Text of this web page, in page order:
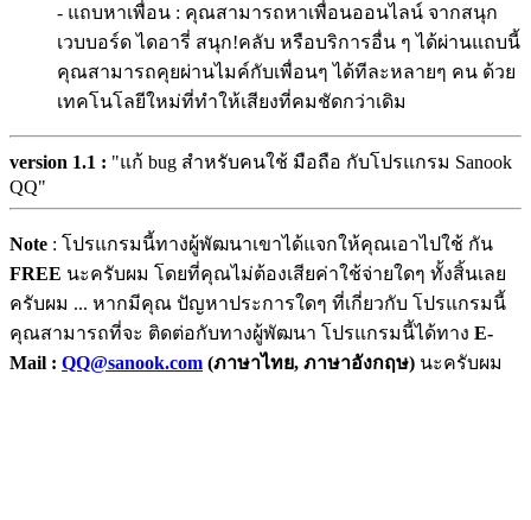
- แถบหาเพื่อน : คุณสามารถหาเพื่อนออนไลน์ จากสนุก
เวบบอร์ด ไดอารี่ สนุก!คลับ หรือบริการอื่น ๆ ได้ผ่านแถบนี้
คุณสามารถคุยผ่านไมค์กับเพื่อนๆ ได้ทีละหลายๆ คน ด้วย
เทคโนโลยีใหม่ที่ทำให้เสียงที่คมชัดกว่าเดิม
version 1.1 : "แก้ bug สำหรับคนใช้ มือถือ กับโปรแกรม Sanook
QQ"
Note : โปรแกรมนี้ทางผู้พัฒนาเขาได้แจกให้คุณเอาไปใช้ กัน
FREE นะครับผม โดยที่คุณไม่ต้องเสียค่าใช้จ่ายใดๆ ทั้งสิ้นเลย
ครับผม ... หากมีคุณ ปัญหาประการใดๆ ที่เกี่ยวกับ โปรแกรมนี้
คุณสามารถที่จะ ติดต่อกับทางผู้พัฒนา โปรแกรมนี้ได้ทาง E-
Mail : QQ@sanook.com (ภาษาไทย, ภาษาอังกฤษ) นะครับผม